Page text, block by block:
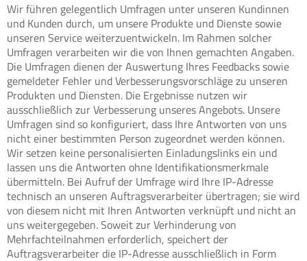
Wir führen gelegentlich Umfragen unter unseren Kundinnen
und Kunden durch, um unsere Produkte und Dienste sowie
unseren Service weiterzuentwickeln. Im Rahmen solcher
Umfragen verarbeiten wir die von Ihnen gemachten Angaben.
Die Umfragen dienen der Auswertung Ihres Feedbacks sowie
gemeldeter Fehler und Verbesserungsvorschläge zu unseren
Produkten und Diensten. Die Ergebnisse nutzen wir
ausschließlich zur Verbesserung unseres Angebots. Unsere
Umfragen sind so konfiguriert, dass Ihre Antworten von uns
nicht einer bestimmten Person zugeordnet werden können.
Wir setzen keine personalisierten Einladungslinks ein und
lassen uns die Antworten ohne Identifikationsmerkmale
übermitteln. Bei Aufruf der Umfrage wird Ihre IP-Adresse
technisch an unseren Auftragsverarbeiter übertragen; sie wird
von diesem nicht mit Ihren Antworten verknüpft und nicht an
uns weitergegeben. Soweit zur Verhinderung von
Mehrfachteilnahmen erforderlich, speichert der
Auftragsverarbeiter die IP-Adresse ausschließlich in Form